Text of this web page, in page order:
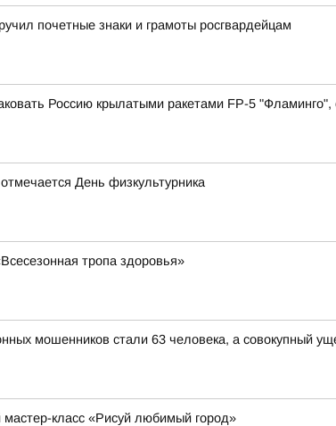
почетные знаки и грамоты росгвардейцам
Россию крылатыми ракетами FP-5
День физкультурника
тропа здоровья»
мошенников стали 63 человека, а совокупный
класс «Рисуй любимый город»